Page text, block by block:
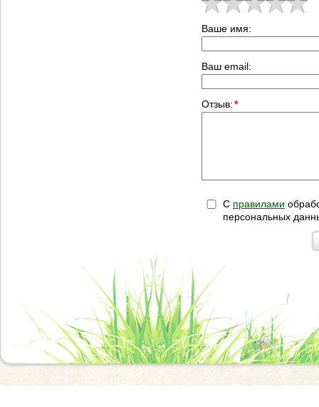
Ваше имя:
Ваш email:
Отзыв:*
С правилами
персональных